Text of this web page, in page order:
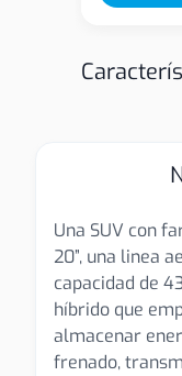
Una SUV con
20”, una linea
capacidad de
híbrido que
almacenar
frenado,